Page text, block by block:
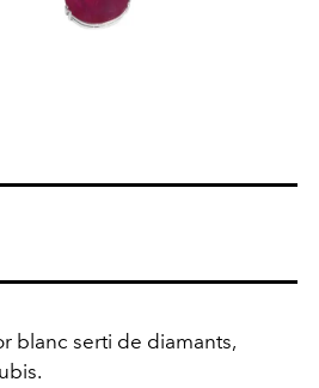
blanc serti de diamants,